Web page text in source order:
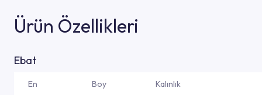
Ürün Özellikleri
Ebat
En Boy Kalınlık